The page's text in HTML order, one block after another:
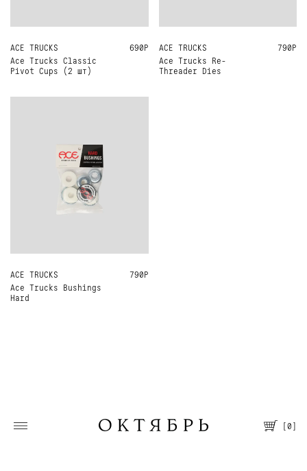
[0]
ACE TRUCKS
Ace Trucks Classic
Pivot Cups (2 шт)
ONE SIZE 690Р
ACE TRUCKS
Ace Trucks Re-
Threader Dies
ONE SIZE 790Р
ACE TRUCKS
Ace Trucks Bushings
Hard
ONE SIZE 790Р